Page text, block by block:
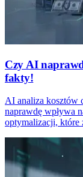
Czy AI
fakty!
AI analiza kosztów
naprawdę wpływa
optymalizacji, które